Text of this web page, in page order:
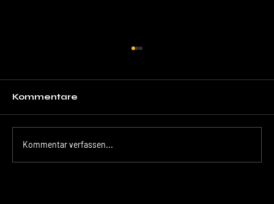
Kommentare
Kommentar verfassen...